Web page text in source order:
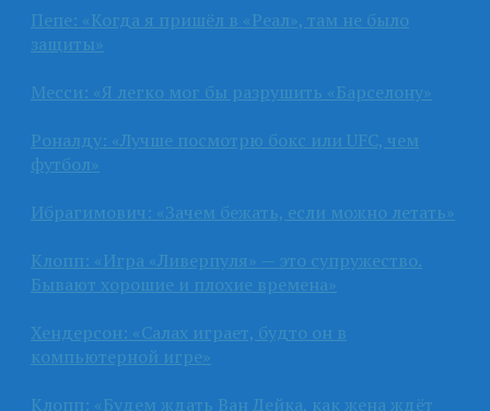
Пепе: «Когда я пришёл в «Реал», там не было
защиты»
Месси: «Я легко мог бы разрушить «Барселону»
Роналду: «Лучше посмотрю бокс или UFC, чем
футбол»
Ибрагимович: «Зачем бежать, если можно летать»
Клопп: «Игра «Ливерпуля» — это супружество.
Бывают хорошие и плохие времена»
Хендерсон: «Салах играет, будто он в
компьютерной игре»
Клопп: «Будем ждать Ван Дейка, как жена ждёт